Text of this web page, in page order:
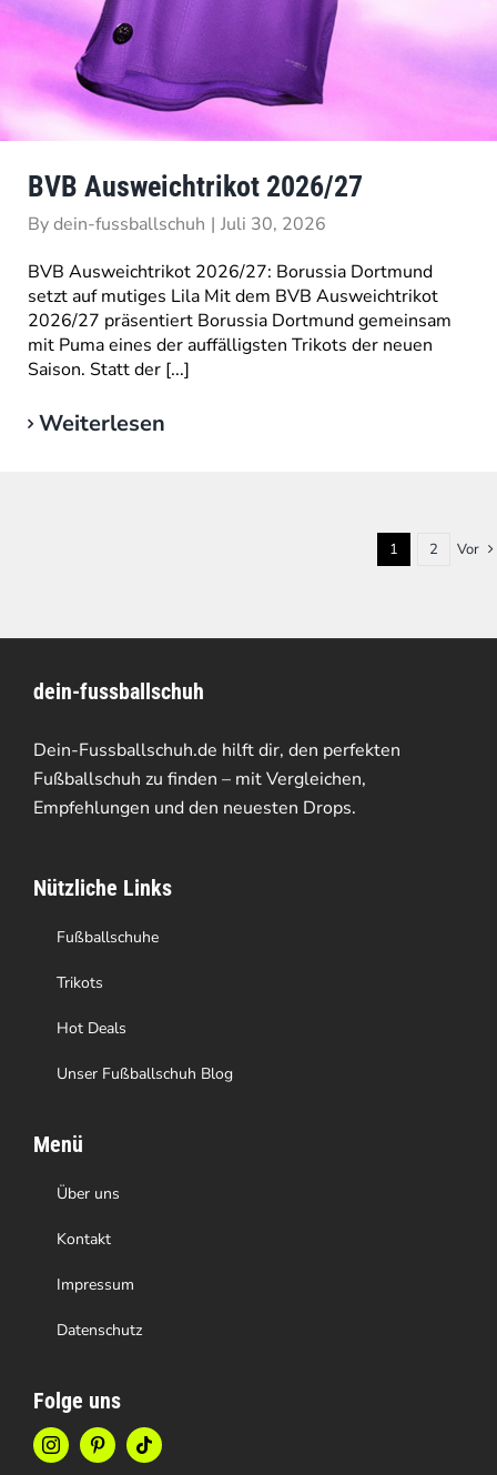
BVB Ausweichtrikot 2026/27
Bydein-fussballschuh | Juli 30, 2026
BVB Ausweichtrikot 2026/27: Borussia Dortmund
setzt auf mutiges Lila Mit dem BVB Ausweichtrikot
2026/27 präsentiert Borussia Dortmund gemeinsam
mit Puma eines der auffälligsten Trikots der neuen
Saison. Statt der [...]
Weiterlesen
1 2 Vor
dein-fussballschuh
Dein-Fussballschuh.de hilft dir, den perfekten
Fußballschuh zu finden – mit Vergleichen,
Empfehlungen und den neuesten Drops.
Nützliche Links
Fußballschuhe
Trikots
Hot Deals
Unser Fußballschuh Blog
Menü
Über uns
Kontakt
Impressum
Datenschutz
Folge uns